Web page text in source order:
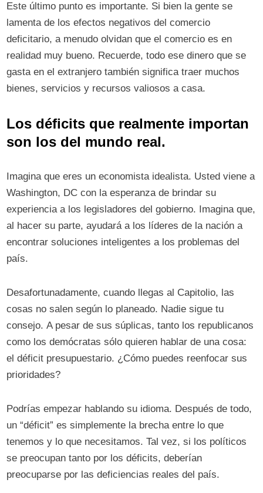
Este último punto es importante. Si bien la gente se
lamenta de los efectos negativos del comercio
deficitario, a menudo olvidan que el comercio es en
realidad muy bueno. Recuerde, todo ese dinero que se
gasta en el extranjero también significa traer muchos
bienes, servicios y recursos valiosos a casa.
Los déficits que realmente importan
son los del mundo real.
Imagina que eres un economista idealista. Usted viene a
Washington, DC con la esperanza de brindar su
experiencia a los legisladores del gobierno. Imagina que,
al hacer su parte, ayudará a los líderes de la nación a
encontrar soluciones inteligentes a los problemas del
país.
Desafortunadamente, cuando llegas al Capitolio, las
cosas no salen según lo planeado. Nadie sigue tu
consejo. A pesar de sus súplicas, tanto los republicanos
como los demócratas sólo quieren hablar de una cosa:
el déficit presupuestario. ¿Cómo puedes reenfocar sus
prioridades?
Podrías empezar hablando su idioma. Después de todo,
un “déficit” es simplemente la brecha entre lo que
tenemos y lo que necesitamos. Tal vez, si los políticos
se preocupan tanto por los déficits, deberían
preocuparse por las deficiencias reales del país.